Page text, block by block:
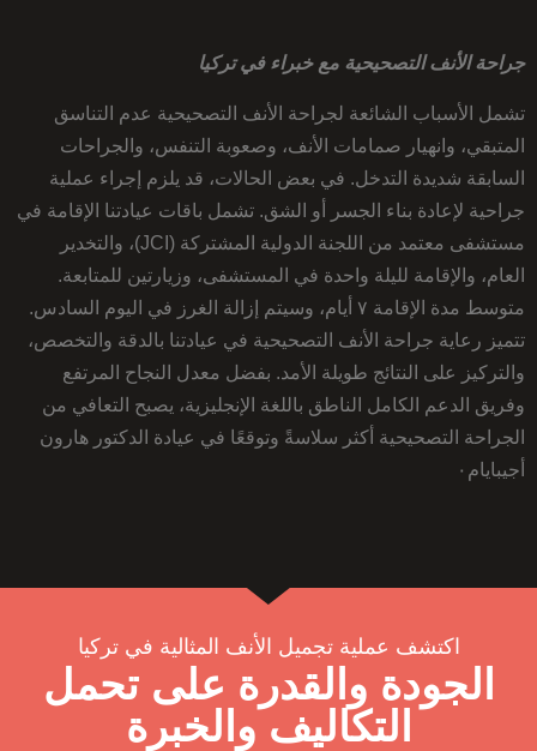
جراحة الأنف التصحيحية مع خبراء في تركيا
تشمل الأسباب الشائعة لجراحة الأنف التصحيحية عدم التناسق
المتبقي، وانهيار صمامات الأنف، وصعوبة التنفس، والجراحات
السابقة شديدة التدخل. في بعض الحالات، قد يلزم إجراء عملية
جراحية لإعادة بناء الجسر أو الشق. تشمل باقات عيادتنا الإقامة في
مستشفى معتمد من اللجنة الدولية المشتركة (JCI)، والتخدير
العام، والإقامة لليلة واحدة في المستشفى، وزيارتين للمتابعة.
متوسط ​​مدة الإقامة ٧ أيام، وسيتم إزالة الغرز في اليوم السادس.
تتميز رعاية جراحة الأنف التصحيحية في عيادتنا بالدقة والتخصص،
والتركيز على النتائج طويلة الأمد. بفضل معدل النجاح المرتفع
وفريق الدعم الكامل الناطق باللغة الإنجليزية، يصبح التعافي من
الجراحة التصحيحية أكثر سلاسةً وتوقعًا في عيادة الدكتور هارون
أجيبايام٠
اكتشف عملية تجميل الأنف المثالية في تركيا
الجودة والقدرة على تحمل
التكاليف والخبرة